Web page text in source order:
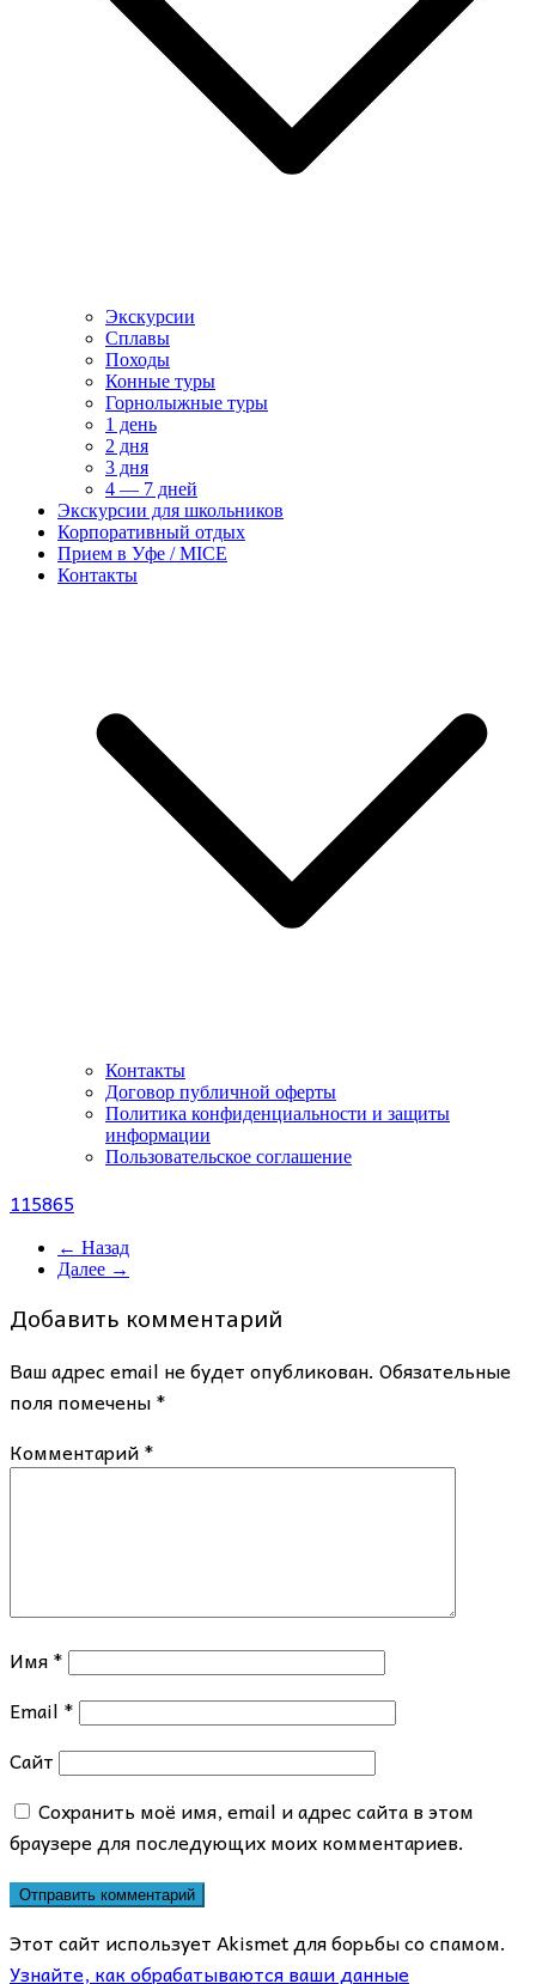
Экскурсии
Сплавы
Походы
Конные туры
Горнолыжные туры
1 день
2 дня
3 дня
4 — 7 дней
Экскурсии для школьников
Корпоративный отдых
Прием в Уфе / MICE
Контакты
Контакты
Договор публичной оферты
Политика конфиденциальности и защиты
информации
Пользовательское соглашение
115865
← Назад
Далее →
Добавить комментарий
Ваш адрес email не будет опубликован. Обязательные
поля помечены*
Комментарий*
Имя*
Email *
Сайт
Сохранить моё имя, email и адрес сайта в этом
браузере для последующих моих комментариев.
Этот сайт использует Akismet для борьбы со спамом.
Узнайте, как обрабатываются ваши данные